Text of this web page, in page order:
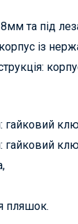
та під
із
гайковий
гайковий
пляшок.